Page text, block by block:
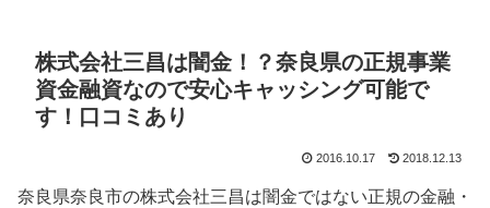
株式会社三昌は闇金！？奈良県の正規事業
資金融資なので安心キャッシング可能で
す！口コミあり
2016.10.17 2018.12.13
奈良県奈良市の株式会社三昌は闇金ではない正規の金融・